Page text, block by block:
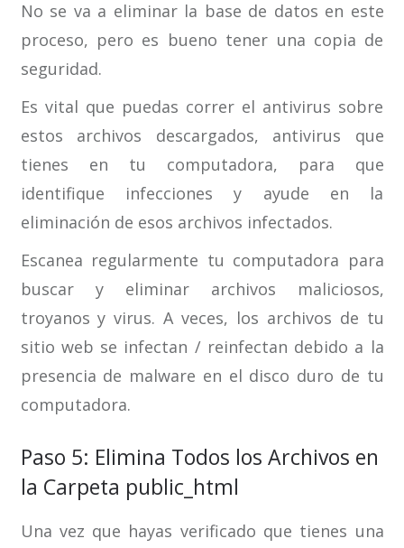
No se va a eliminar la base de datos en este
proceso, pero es bueno tener una copia de
seguridad.
Es vital que puedas correr el antivirus sobre
estos archivos descargados, antivirus que
tienes en tu computadora, para que
identifique infecciones y ayude en la
eliminación de esos archivos infectados.
Escanea regularmente tu computadora para
buscar y eliminar archivos maliciosos,
troyanos y virus. A veces, los archivos de tu
sitio web se infectan / reinfectan debido a la
presencia de malware en el disco duro de tu
computadora.
Paso 5: Elimina Todos los Archivos en
la Carpeta public_html
Una vez que hayas verificado que tienes una